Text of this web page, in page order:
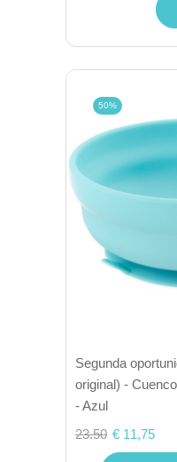
50%
Segunda
original) -
- Azul
23.50 € 11,75